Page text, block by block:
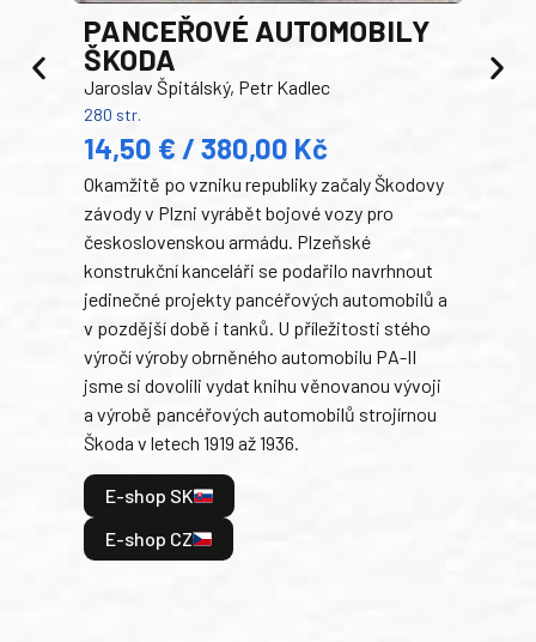
PANCEŘOVÉ AUTOMOBILY
ŠKODA
Jaroslav Špitálský, Petr Kadlec
280 str.
14,50 € / 380,00 Kč
Okamžitě po vzniku republiky začaly Škodovy
závody v Plzni vyrábět bojové vozy pro
československou armádu. Plzeňské
konstrukční kanceláři se podařilo navrhnout
jedinečné projekty pancéřových automobilů a
v pozdější době i tanků. U příležitosti stého
výročí výroby obrněného automobilu PA-II
jsme si dovolili vydat knihu věnovanou vývoji
a výrobě pancéřových automobilů strojírnou
Škoda v letech 1919 až 1936.
E-shop SK
E-shop CZ